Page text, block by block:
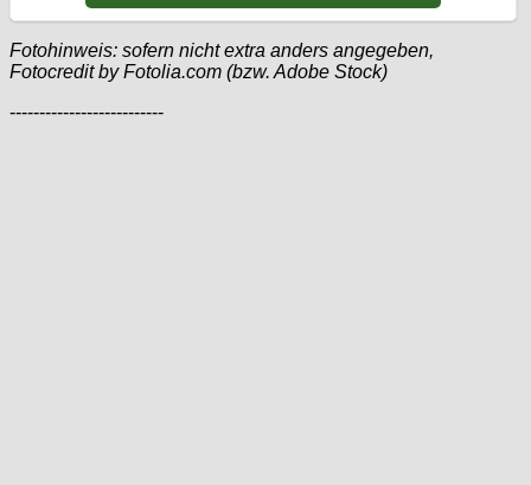
Fotohinweis: sofern nicht extra anders angegeben,
Fotocredit by Fotolia.com (bzw. Adobe Stock)
--------------------------